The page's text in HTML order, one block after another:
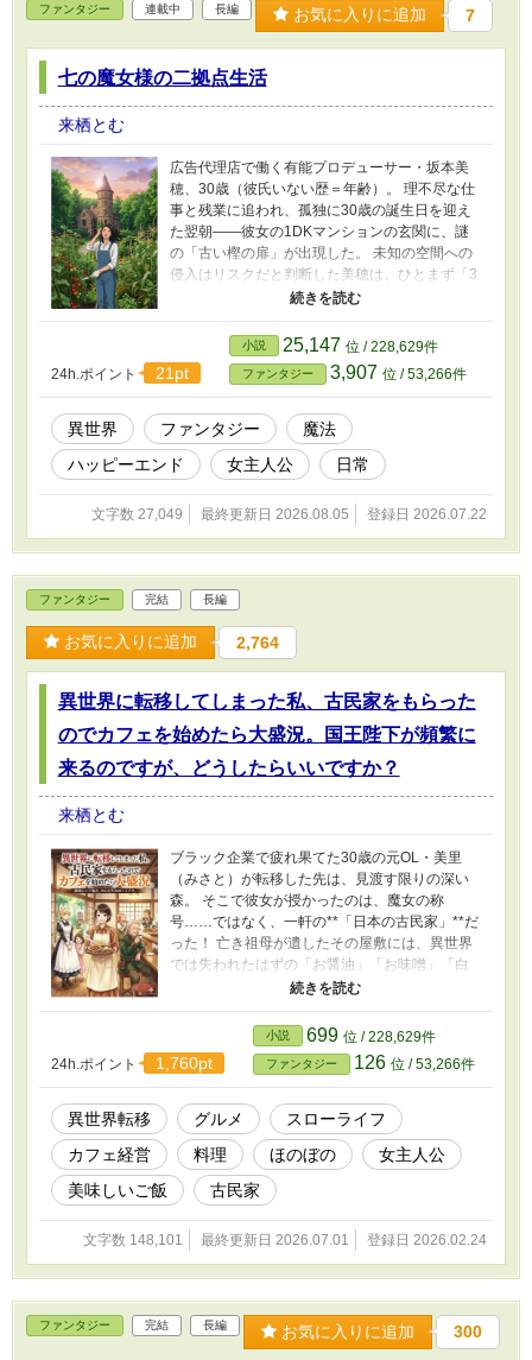
振動ブレード搭載）】を支給された蓮。 本人は
声が出せないせいで一言も喋っていないのに、
周囲の大ハッタリとハイパー勘違いにより、蓮
のハードルは大気圏を突破するまで爆上げさ
悪を払った！」という凄まじい勘違いで、正面
からストレスフリーに一刀両断していく！ ただ
の大学生と、世界史のテストは赤点ギリギリの
元JKの女王様。 二人が紡ぐ、絶対にハッピーエ
ンドが約束された、勘違いだらけの期間限定・
異世界改革ファンタジー、ここに開幕！
ファンタジー 連載中 長編 お気に入りに追加 7
七の魔女様の二拠点生活
来栖とむ
広告代理店で働く有能プロデューサー・坂本美
穂、30歳（彼氏いない歴＝年齢）。 理不尽な仕
事と残業に追われ、孤独に30歳の誕生日を迎え
た翌朝――彼女の1DKマンションの玄関に、謎
の「古い樫の扉」が出現した。 未知の空間への
侵入はリスクだと判断した美穂は、ひとまず「3
メートルの延長コード」で扉を縛り付けて出
検証すると、そこは絶対の結界に守られた異世
界の塔だった！ しかも、30年間ひたすら溜め込
み続けた彼女の「生命エネルギー（独身パワ
ー）」が、この世界では莫大な魔力として覚醒
してしまう。
24h.ポイント 21pt
小説 25,147 位 / 228,629件
ファンタジー 3,907 位 / 53,266件
異世界 ファンタジー
魔法
ハッピーエンド
女主人公 日常
文字数 27,049 最終更新日 2026.08.05 登録日 2026.07.22
ファンタジー 完結 長編
お気に入りに追加 2,764
異世界に転移してしまった私、古民家をもらった
のでカフェを始めたら大盛況。国王陛下が頻繁に
来るのですが、どうしたらいいですか？
来栖とむ
ブラック企業で疲れ果てた30歳の元OL・美里
（みさと）が転移した先は、見渡す限りの深い
森。 そこで彼女が授かったのは、魔女の称
号……ではなく、一軒の**「日本の古民家」**だ
った！ 亡き祖母が遺したその屋敷には、異世界
では失われたはずの「お醤油」「お味噌」「白
いお砂糖」という禁断の調味料が眠っていて
――。 「えっ、唐揚げにそんなに感動しちゃう
の？」 「プリン一口で、国王陛下が泣いちゃっ
た……！？」 おにぎり、オムライス、そして肉
汁溢れるハンバーグ。 現代日本の「当たり前」
が、この世界では常識を覆す究極の美食に。 お
掃除のプロな親子や、お忍びの王様、さらには
ツンデレな宮廷料理人まで巻き込んで、 美味し
い香りに包まれた、心もお腹も満たされるスロ
ーライフが今、始まります！
24h.ポイント 1,760pt
小説 699 位 / 228,629件
ファンタジー 126 位 / 53,266件
異世界転移 グルメ
スローライフ
カフェ経営
料理 ほのぼの
女主人公
美味しいご飯
古民家
文字数 148,101 最終更新日 2026.07.01 登録日 2026.02.24
ファンタジー 完結 長編 お気に入りに追加 300